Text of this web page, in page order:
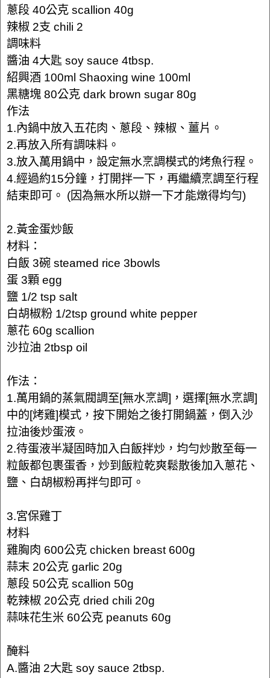
蔥段 40公克 scallion 40g
辣椒 2支 chili 2
調味料
醬油 4大匙 soy sauce 4tbsp.
紹興酒 100ml Shaoxing wine 100ml
黑糖塊 80公克 dark brown sugar 80g
作法
1.內鍋中放入五花肉、蔥段、辣椒、薑片。
2.再放入所有調味料。
3.放入萬用鍋中，設定無水烹調模式的烤魚行程。
4.經過約15分鐘，打開拌一下，再繼續烹調至行程
結束即可。 (因為無水所以辦一下才能燉得均勻)
2.黃金蛋炒飯
材料：
白飯 3碗 steamed rice 3bowls
蛋 3顆 egg
鹽 1/2 tsp salt
白胡椒粉 1/2tsp ground white pepper
蔥花 60g scallion
沙拉油 2tbsp oil
作法：
1.萬用鍋的蒸氣閥調至[無水烹調]，選擇[無水烹調]
中的[烤雞]模式，按下開始之後打開鍋蓋，倒入沙
拉油後炒蛋液。
2.待蛋液半凝固時加入白飯拌炒，均勻炒散至每一
粒飯都包裹蛋香，炒到飯粒乾爽鬆散後加入蔥花、
鹽、白胡椒粉再拌勻即可。
3.宮保雞丁
材料
雞胸肉 600公克 chicken breast 600g
蒜末 20公克 garlic 20g
蔥段 50公克 scallion 50g
乾辣椒 20公克 dried chili 20g
蒜味花生米 60公克 peanuts 60g
醃料
A.醬油 2大匙 soy sauce 2tbsp.